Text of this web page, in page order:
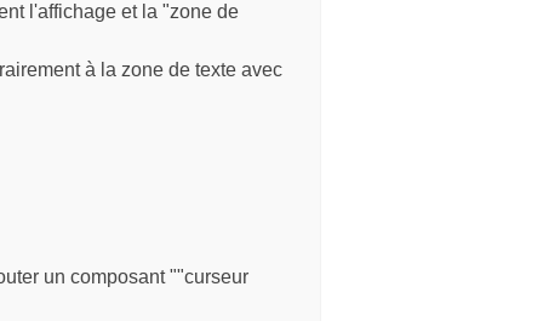
l'affichage et la "zone de
à la zone de texte avec
un composant ""curseur